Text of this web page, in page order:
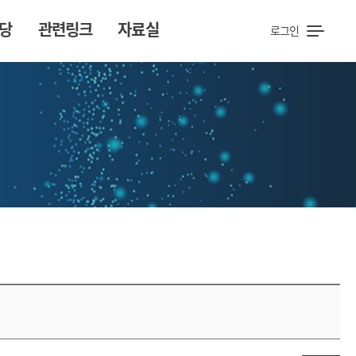
관련링크 자료실 로그인